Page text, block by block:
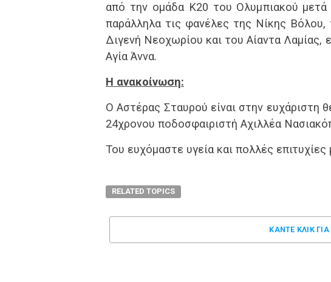
από την ομάδα Κ20 του Ολυμπιακού μετά
παράλληλα τις φανέλες της Νίκης
Διγενή Νεοχωρίου και του Αίαντα Λαμίας,
Αγία Άννα.
Η ανακοίνωση:
Ο Αστέρας Σταυρού είναι στην ευχάριστη
24χρονου ποδοσφαιριστή Αχιλλέα
Του ευχόμαστε υγεία και πολλές
RELATED TOPICS
ΚΑΝΤΕ ΚΛΊΚ